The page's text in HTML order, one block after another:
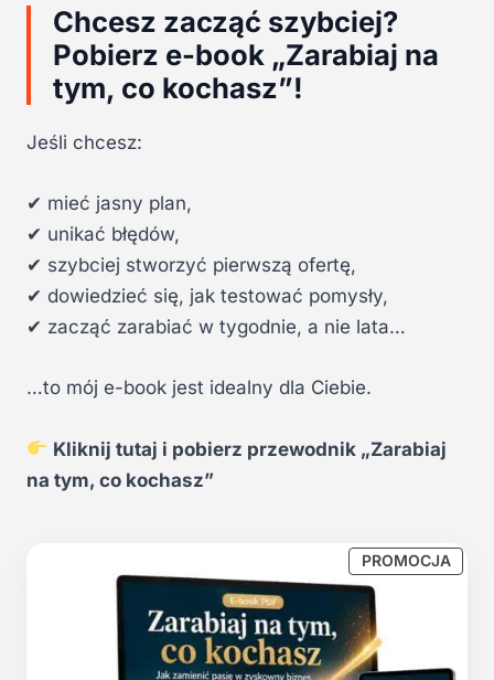
Chcesz zacząć szybciej?
Pobierz e-book „Zarabiaj na
tym, co kochasz”!
Jeśli chcesz:
✔ mieć jasny plan,
✔ unikać błędów,
✔ szybciej stworzyć pierwszą ofertę,
✔ dowiedzieć się, jak testować pomysły,
✔ zacząć zarabiać w tygodnie, a nie lata…
…to mój e-book jest idealny dla Ciebie.
Kliknij tutaj i pobierz przewodnik „Zarabiaj
na tym, co kochasz”
PROMOCJAP
R
T